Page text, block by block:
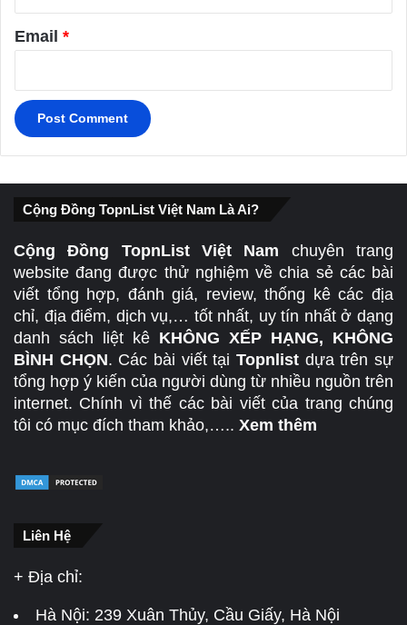
Email *
Cộng Đồng TopnList Việt Nam Là Ai?
Cộng Đồng TopnList Việt Nam chuyên trang
website đang được thử nghiệm về chia sẻ các bài
viết tổng hợp, đánh giá, review, thống kê các địa
chỉ, địa điểm, dịch vụ,… tốt nhất, uy tín nhất ở dạng
danh sách liệt kê KHÔNG XẾP HẠNG, KHÔNG
BÌNH CHỌN. Các bài viết tạiTopnlist dựa trên sự
tổng hợp ý kiến của người dùng từ nhiều nguồn trên
internet. Chính vì thế các bài viết của trang chúng
tôi có mục đích tham khảo,….. Xem thêm
Liên Hệ
+ Địa chỉ:
Hà Nội: 239 Xuân Thủy, Cầu Giấy, Hà Nội